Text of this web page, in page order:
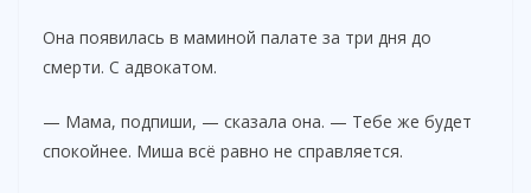
Она появилась в маминой палате за три дня до
смерти. С адвокатом.
— Мама, подпиши, — сказала она. — Тебе же будет
спокойнее. Миша всё равно не справляется.